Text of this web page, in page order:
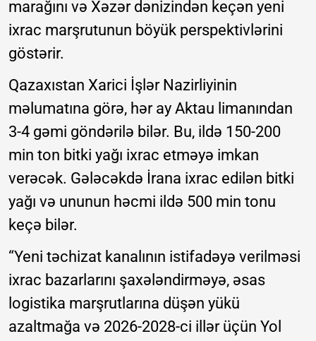
marağını və Xəzər dənizindən keçən yeni
ixrac marşrutunun böyük perspektivlərini
göstərir.
Qazaxıstan Xarici İşlər Nazirliyinin
məlumatına görə, hər ay Aktau limanından
3-4 gəmi göndərilə bilər. Bu, ildə 150-200
min ton bitki yağı ixrac etməyə imkan
verəcək. Gələcəkdə İrana ixrac edilən bitki
yağı və ununun həcmi ildə 500 min tonu
keçə bilər.
“Yeni təchizat kanalının istifadəyə verilməsi
ixrac bazarlarını şaxələndirməyə, əsas
logistika marşrutlarına düşən yükü
azaltmağa və 2026-2028-ci illər üçün Yol